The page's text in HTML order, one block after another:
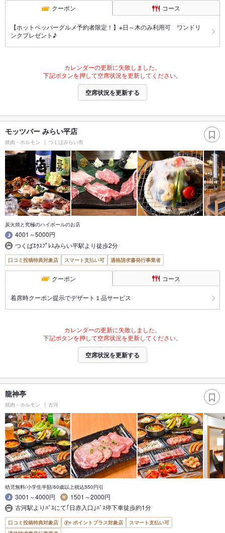
クーポン コース
【ホットペッパーグルメ予約者限定！】※日～木のみ利用可 ワンドリ
ンクプレゼント♪
カレンダーの更新に失敗しました。
下記ボタンを押して空席状況を更新してください。
空席状況を更新する
モッツバー みらい平店
焼肉・ホルモン つくばみらい市
炭火焼と究極のハイボールのお店
4001～5000円
つくばｴｸｽﾌﾟﾚｽみらい平駅より徒歩2分
口コミ投稿特典対象店 スマート支払い可 適格請求書発行事業者
クーポン コース
着席時クーポン提示でデザート１品サービス
カレンダーの更新に失敗しました。
下記ボタンを押して空席状況を更新してください。
空席状況を更新する
龍神亭
焼肉・ホルモン 古河
幼児無料/小学生半額/60歳以上税込550円引
3001～4000円
1501～2000円
古河駅よりﾊﾞｽにて｢日赤入口｣ﾊﾞｽ停下車徒歩約1分
口コミ投稿特典対象店 ポイントプラス対象店
スマート支払い可